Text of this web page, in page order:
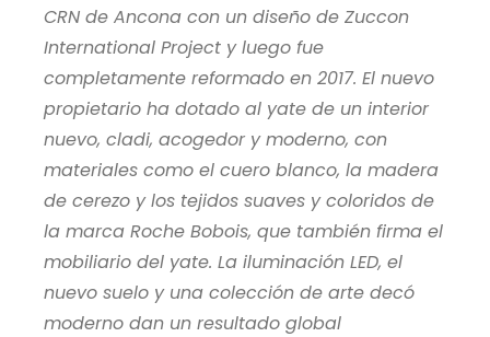
CRN de Ancona con un diseño de Zuccon
International Project y luego fue
completamente reformado en 2017. El nuevo
propietario ha dotado al yate de un interior
nuevo, cladi, acogedor y moderno, con
materiales como el cuero blanco, la madera
de cerezo y los tejidos suaves y coloridos de
la marca Roche Bobois, que también firma el
mobiliario del yate. La iluminación LED, el
nuevo suelo y una colección de arte decó
moderno dan un resultado global